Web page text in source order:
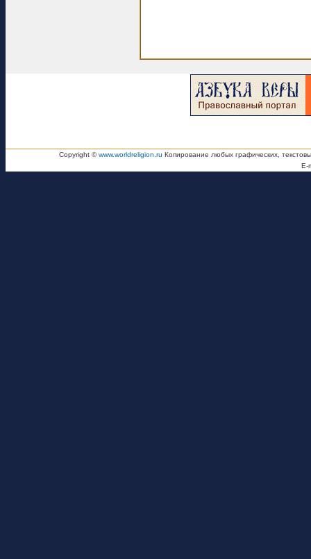
Copyright ©www.worldreligion.ru Копирование любых графических,
E-